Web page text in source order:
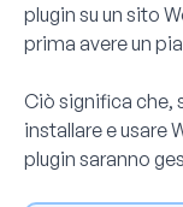
plugin su un sito
prima avere un
Ciò significa che,
installare e usare
plugin saranno